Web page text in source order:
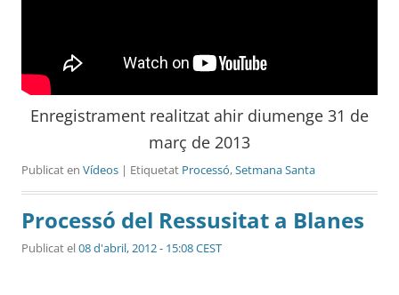
Enregistrament realitzat ahir diumenge 31 de
març de 2013
Publicat en Vídeos | Etiquetat Processó,Setmana Santa
Processó del Ressusitat a Blanes
Publicat el08 d'abril, 2012 - 15:08 CEST